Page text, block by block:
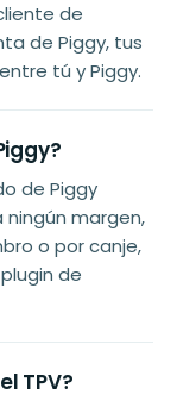
de
de Piggy, tus
tú y Piggy.
de Piggy
margen,
o por canje,
de
TPV?